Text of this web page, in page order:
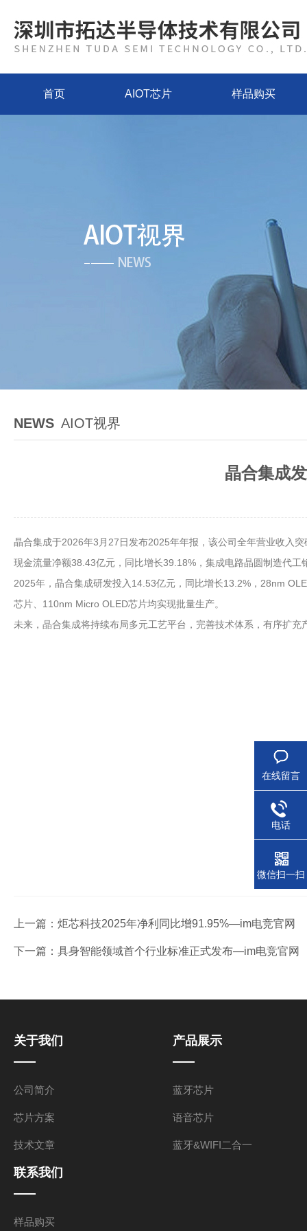
首页 AIOT芯片 样品购买
NEWS AIOT视界
晶合集成
晶合集成于2026年3月27日发布2025年年报，该公司全年营业收入
现金流量净额38.43亿元，同比增长39.18%，集成电路晶圆制造代
2025年，晶合集成研发投入14.53亿元，同比增长13.2%，28nm
芯片、110nm Micro OLED芯片均实现批量生产。
未来，晶合集成将持续布局多元工艺平台，完善技术体系，有序扩
上一篇： 炬芯科技2025年净利同比增91.95%—im电竞官网
下一篇： 具身智能领域首个行业标准正式发布—im电竞官网
关于我们
公司简介
芯片方案
技术文章
产品展示
蓝牙芯片
语音芯片
蓝牙&WIFI二合一
联系我们
样品购买
在线留言
电话
微信扫一扫